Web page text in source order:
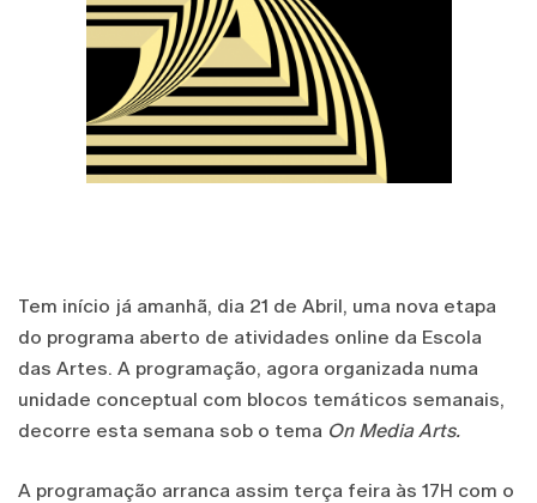
Tem início já amanhã, dia 21 de Abril, uma nova etapa
do programa aberto de atividades online da Escola
das Artes. A programação, agora organizada numa
unidade conceptual com blocos temáticos semanais,
decorre esta semana sob o tema On Media Arts.
A programação arranca assim terça feira às 17H com o